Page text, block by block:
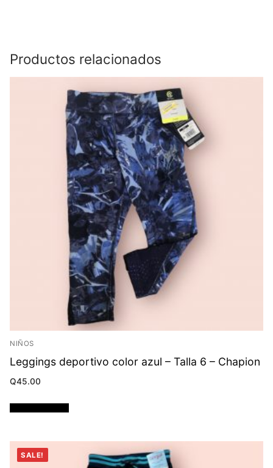
Productos relacionados
NIÑOS
Leggings deportivo color azul – Talla 6 – Chapion
Q45.00
SALE!